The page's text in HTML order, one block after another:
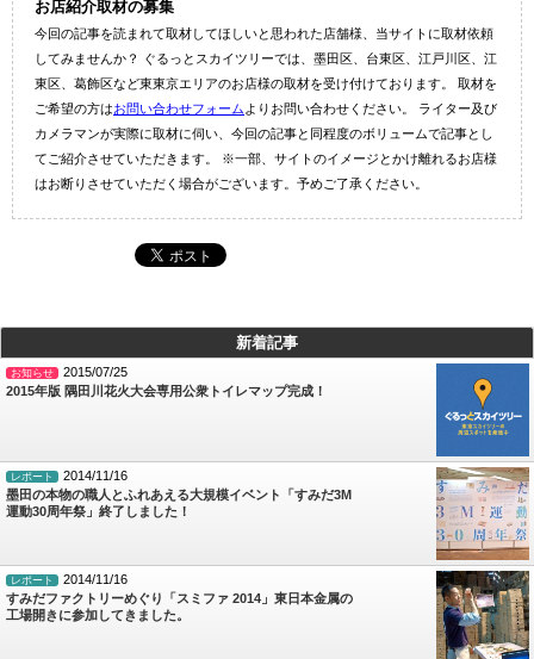
お店紹介取材の募集
今回の記事を読まれて取材してほしいと思われた店舗様、当サイトに取材依頼
してみませんか？ ぐるっとスカイツリーでは、墨田区、台東区、江戸川区、江
東区、葛飾区など東東京エリアのお店様の取材を受け付けております。 取材を
ご希望の方はお問い合わせフォーム よりお問い合わせください。 ライター及び
カメラマンが実際に取材に伺い、今回の記事と同程度のボリュームで記事とし
てご紹介させていただきます。 ※一部、サイトのイメージとかけ離れるお店様
はお断りさせていただく場合がございます。予めご了承ください。
新着記事
お知らせ
2015/07/25
2015年版 隅田川花火大会専用公衆トイレマップ完成！
レポート
2014/11/16
墨田の本物の職人とふれあえる大規模イベント「すみだ3M
運動30周年祭」終了しました！
レポート
2014/11/16
すみだファクトリーめぐり「スミファ 2014」東日本金属の
工場開きに参加してきました。